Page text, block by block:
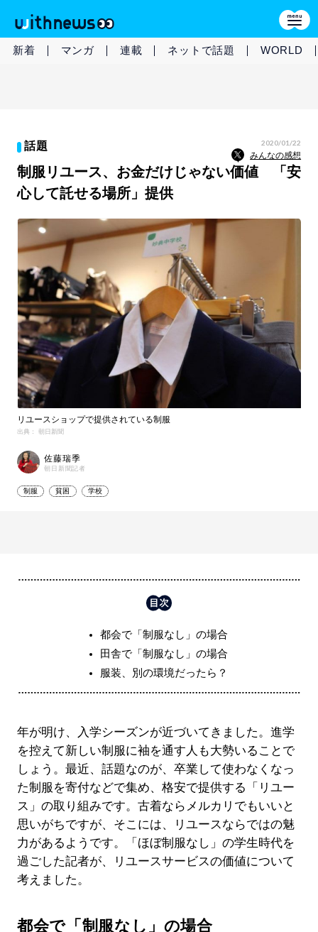
新着 マンガ 連載 ネットで話題 WORLD
話題 2020/01/22
みんなの感想
制服リユース、お金だけじゃない価値 「安
心して託せる場所」提供
リユースショップで提供されている制服
出典： 朝日新聞
佐藤瑞季
朝日新聞記者
制服 貧困 学校
都会で「制服なし」の場合
田舎で「制服なし」の場合
服装、別の環境だったら？
年が明け、入学シーズンが近づいてきました。進学
を控えて新しい制服に袖を通す人も大勢いることで
しょう。最近、話題なのが、卒業して使わなくなっ
た制服を寄付などで集め、格安で提供する「リユー
ス」の取り組みです。古着ならメルカリでもいいと
思いがちですが、そこには、リユースならではの魅
力があるようです。「ほぼ制服なし」の学生時代を
過ごした記者が、リユースサービスの価値について
考えました。
都会で「制服なし」の場合